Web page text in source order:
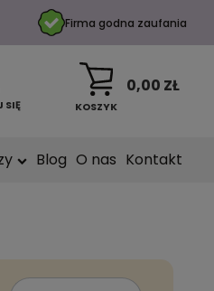
Firma godna zaufania
SIĘ KOSZYK
0,00 ZŁ
Blog O nas Kontakt